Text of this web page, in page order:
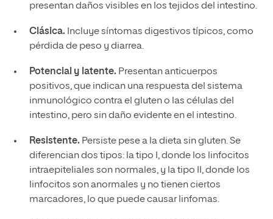
presentan daños visibles en los tejidos del intestino.
Clásica. Incluye síntomas digestivos típicos, como
pérdida de peso y diarrea.
Potencial y latente. Presentan anticuerpos
positivos, que indican una respuesta del sistema
inmunológico contra el gluten o las células del
intestino, pero sin daño evidente en el intestino.
Resistente. Persiste pese a la dieta sin gluten. Se
diferencian dos tipos: la tipo I, donde los linfocitos
intraepiteliales son normales, y la tipo II, donde los
linfocitos son anormales y no tienen ciertos
marcadores, lo que puede causar linfomas.